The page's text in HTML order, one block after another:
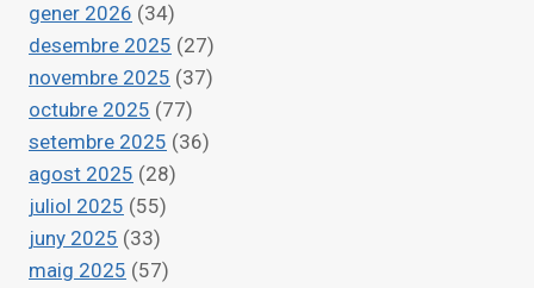
gener 2026 (34)
desembre 2025 (27)
novembre 2025 (37)
octubre 2025 (77)
setembre 2025 (36)
agost 2025 (28)
juliol 2025 (55)
juny 2025 (33)
maig 2025 (57)